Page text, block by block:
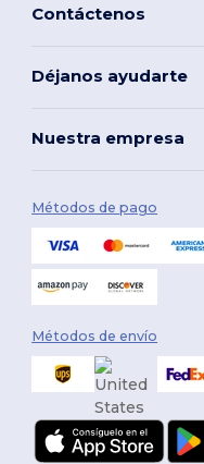
Contáctenos
Déjanos ayudarte
Nuestra empresa
Métodos de pago
Métodos de envío